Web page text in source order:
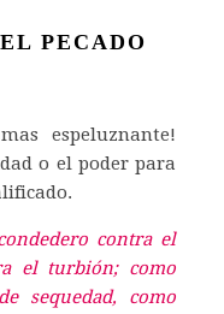
PECADO
espeluznante!
o el poder para
contra el
el turbión; como
sequedad, como